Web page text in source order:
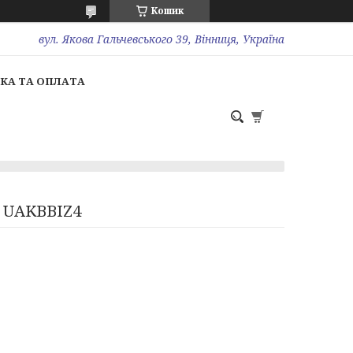
Кошик
вул. Якова Гальчевського 39, Вінниця, Україна
ТА ОПЛАТА